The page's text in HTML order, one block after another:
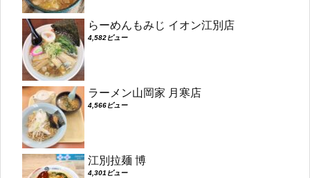
らーめんもみじ イオン江別店
4,582ビュー
ラーメン山岡家 月寒店
4,566ビュー
江別拉麺 博
4,301ビュー